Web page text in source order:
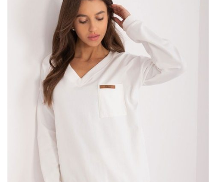
koszulki o szerokości pod pachami – 62 cm, długości …